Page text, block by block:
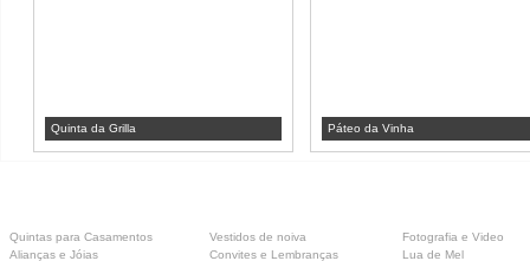
Quinta da Grilla Páteo da Vinha
Quintas para Casamentos Vestidos de noiva
Fotografia e Video
Alianças e Jóias
Convites e Lembranças
Lua de Mel